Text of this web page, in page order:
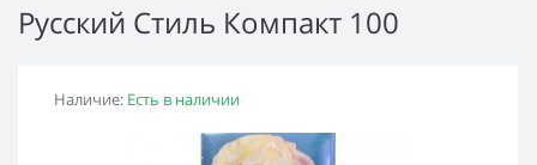
Русский Стиль Компакт 100
Наличие: Есть в наличии